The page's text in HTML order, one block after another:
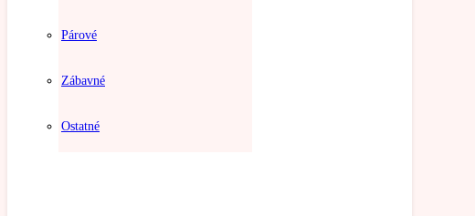
Párové
Zábavné
Ostatné